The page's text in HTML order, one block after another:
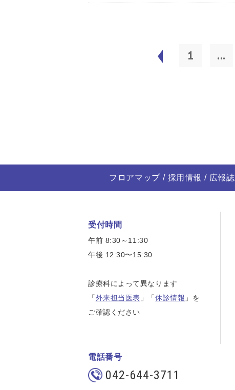
1 ...
フロアマップ 採用情報 広報誌
受付時間
午前 8:30～11:30
午後 12:30〜15:30
診療科によって異なります
「外来担当医表 」「休診情報 」を
ご確認ください
電話番号
042-644-3711